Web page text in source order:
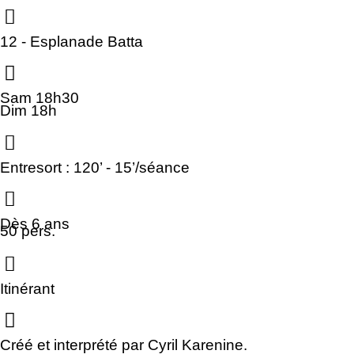
12 - Esplanade Batta
Sam 18h30
Dim 18h
Entresort : 120’ - 15’/séance
Dès 6 ans
50 pers.
Itinérant
Créé et interprété par Cyril Karenine.